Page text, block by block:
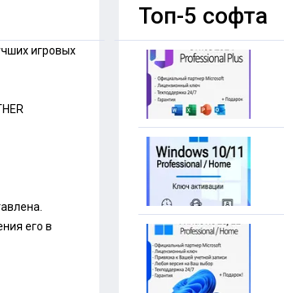
игровых
его в
Топ-5 софта